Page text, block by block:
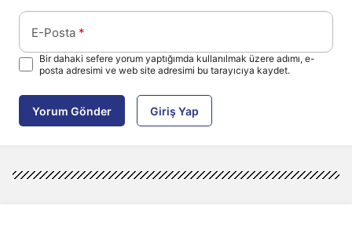
E-Posta *
Bir dahaki sefere yorum yaptığımda kullanılmak üzere adımı, e-
posta adresimi ve web site adresimi bu tarayıcıya kaydet.
Yorum Gönder Giriş Yap